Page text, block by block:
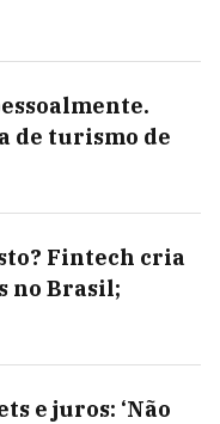
de turismo de
Fintech cria
no Brasil;
e juros: ‘Não